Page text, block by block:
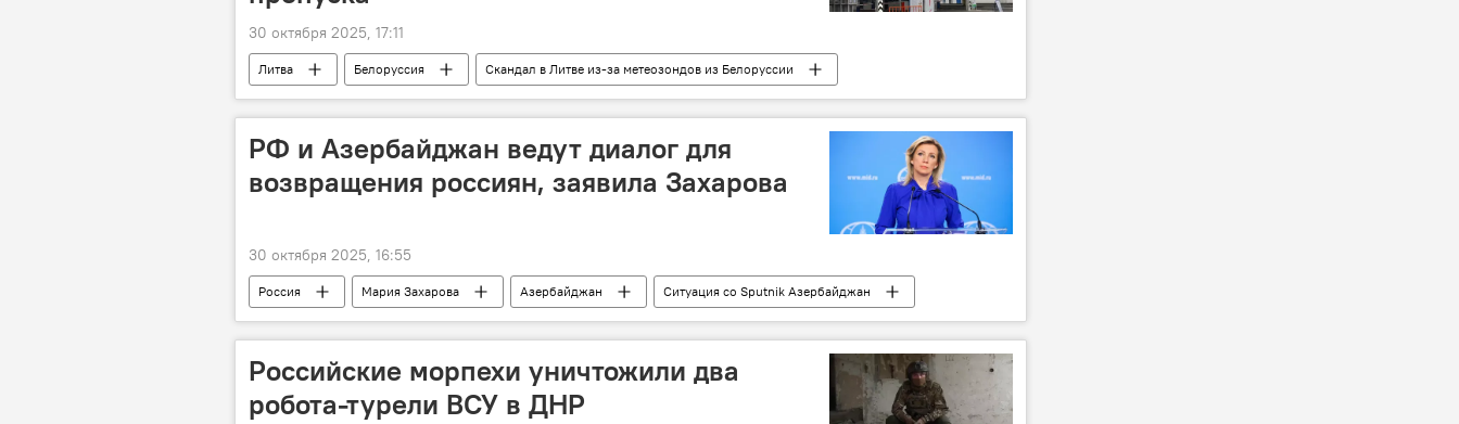
30 октября 2025, 17:11
Литва Белоруссия
Скандал в Литве из-за метеозондов из Белоруссии
Общество
государственная граница граница
РФ и Азербайджан ведут диалог для
возвращения россиян, заявила Захарова
30 октября 2025, 16:55
Россия Мария Захарова Азербайджан
Ситуация со Sputnik Азербайджан
В мире
Российские морпехи уничтожили два
робота-турели ВСУ в ДНР